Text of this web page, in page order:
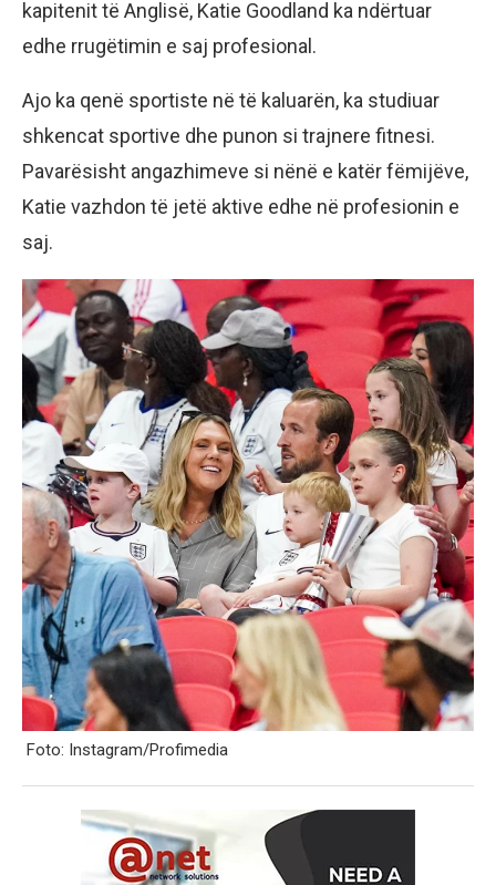
kapitenit të Anglisë, Katie Goodland ka ndërtuar
edhe rrugëtimin e saj profesional.
Ajo ka qenë sportiste në të kaluarën, ka studiuar
shkencat sportive dhe punon si trajnere fitnesi.
Pavarësisht angazhimeve si nënë e katër fëmijëve,
Katie vazhdon të jetë aktive edhe në profesionin e
saj.
Foto: Instagram/Profimedia